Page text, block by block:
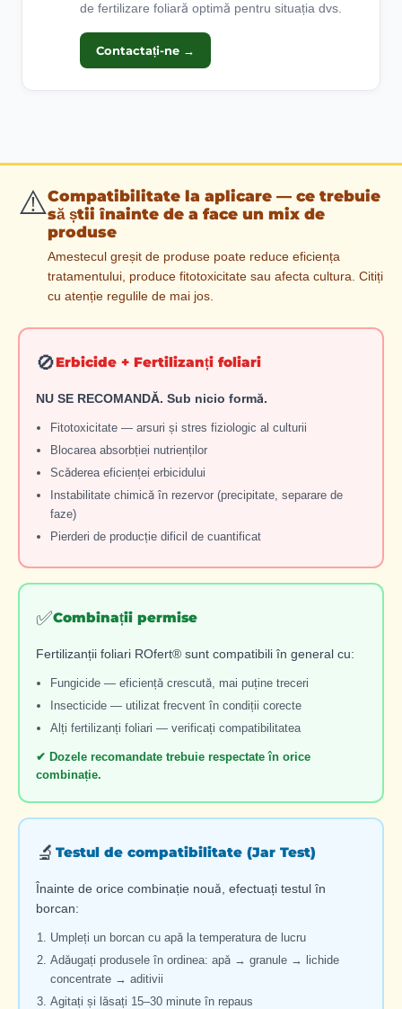
de fertilizare foliară optimă pentru situația dvs.
Contactați-ne →
⚠️Compatibilitate la aplicare — ce trebuie
să știi înainte de a face un mix de
produse
Amestecul greșit de produse poate reduce eficiența
tratamentului, produce fitotoxicitate sau afecta cultura. Citiți
cu atenție regulile de mai jos.
🚫Erbicide + Fertilizanți foliari
NU SE RECOMANDĂ. Sub nicio formă.
Fitotoxicitate — arsuri și stres fiziologic al culturii
Blocarea absorbției nutrienților
Scăderea eficienței erbicidului
Instabilitate chimică în rezervor (precipitate, separare de
faze)
Pierderi de producție dificil de cuantificat
✅Combinații permise
Fertilizanții foliari ROfert® sunt compatibili în general cu:
Fungicide — eficiență crescută, mai puține treceri
Insecticide — utilizat frecvent în condiții corecte
Alți fertilizanți foliari — verificați compatibilitatea
✔ Dozele recomandate trebuie respectate în orice
combinație.
🔬 Testul de compatibilitate (Jar Test)
Înainte de orice combinație nouă, efectuați testul în
borcan:
Umpleți un borcan cu apă la temperatura de lucru
Adăugați produsele în ordinea: apă → granule → lichide
concentrate → aditivii
Agitați și lăsați 15–30 minute în repaus